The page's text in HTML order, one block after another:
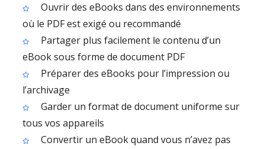
Ouvrir des eBooks dans des environnements
où le PDF est exigé ou recommandé
Partager plus facilement le contenu d’un
eBook sous forme de document PDF
Préparer des eBooks pour l’impression ou
l’archivage
Garder un format de document uniforme sur
tous vos appareils
Convertir un eBook quand vous n’avez pas